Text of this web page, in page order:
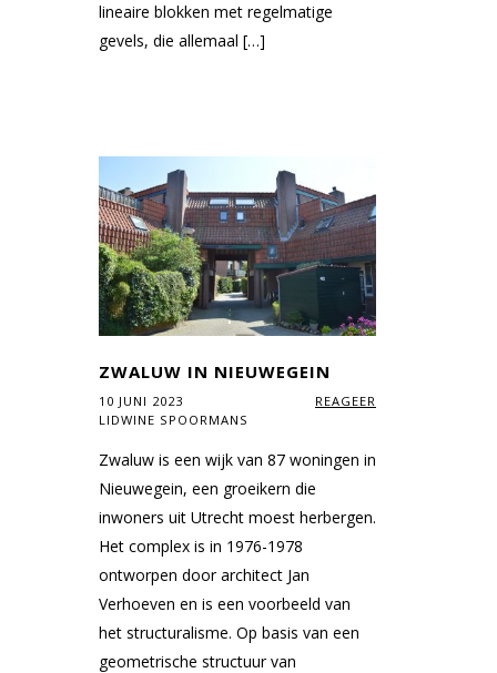
lineaire blokken met regelmatige
gevels, die allemaal […]
ZWALUW IN NIEUWEGEIN
10 JUNI 2023
REAGEER
LIDWINE SPOORMANS
Zwaluw is een wijk van 87 woningen in
Nieuwegein, een groeikern die
inwoners uit Utrecht moest herbergen.
Het complex is in 1976-1978
ontworpen door architect Jan
Verhoeven en is een voorbeeld van
het structuralisme. Op basis van een
geometrische structuur van